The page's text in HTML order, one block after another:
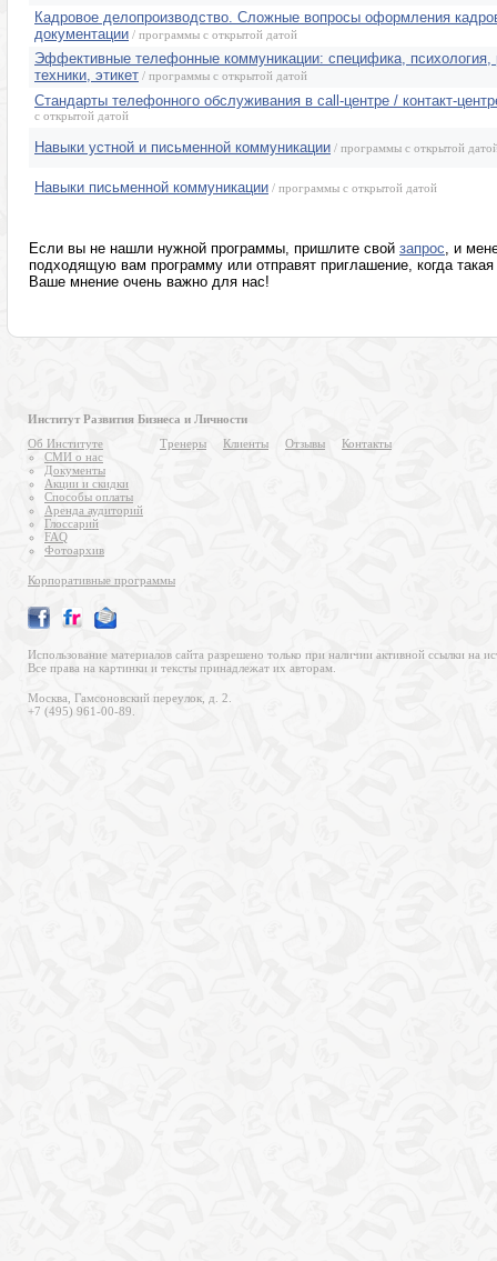
Кадровое делопроизводство. Сложные вопросы оформления
документации / программы с открытой датой
Эффективные телефонные коммуникации: специфика, психология,
техники, этикет / программы с открытой датой
Стандарты телефонного обслуживания в call-центре / контакт-
с открытой датой
Навыки устной и письменной коммуникации / программы с открытой
Навыки письменной коммуникации / программы с открытой датой
Если вы не нашли нужной программы, пришлите свой запрос, и
подходящую вам программу или отправят приглашение, когда
Ваше мнение очень важно для нас!
Институт Развития Бизнеса и Личности
Об Институте
СМИ о нас
Документы
Акции и скидки
Способы оплаты
Аренда аудиторий
Глоссарий
FAQ
Фотоархив
Тренеры Клиенты Отзывы Контакты
Корпоративные программы
Использование материалов сайта разрешено только при наличии активной ссылки на
Все права на картинки и тексты принадлежат их авторам.
Москва, Гамсоновский переулок, д. 2.
+7 (495) 961-00-89.